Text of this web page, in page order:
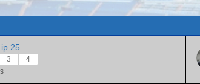
25
3
4